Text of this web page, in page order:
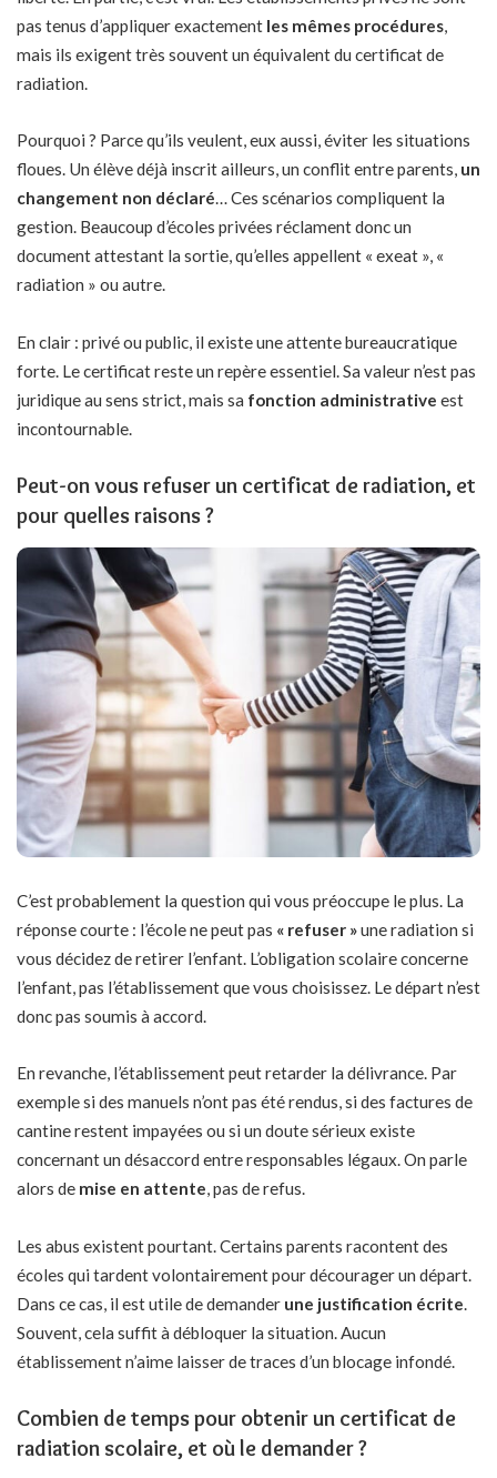
pas tenus d’appliquer exactement les mêmes procédures,
mais ils exigent très souvent un équivalent du certificat de
radiation.
Pourquoi ? Parce qu’ils veulent, eux aussi, éviter les situations
floues. Un élève déjà inscrit ailleurs, un conflit entre parents, un
changement non déclaré… Ces scénarios compliquent la
gestion. Beaucoup d’écoles privées réclament donc un
document attestant la sortie, qu’elles appellent « exeat », «
radiation » ou autre.
En clair : privé ou public, il existe une attente bureaucratique
forte. Le certificat reste un repère essentiel. Sa valeur n’est pas
juridique au sens strict, mais sa fonction administrative est
incontournable.
Peut-on vous refuser un certificat de radiation, et
pour quelles raisons ?
C’est probablement la question qui vous préoccupe le plus. La
réponse courte : l’école ne peut pas « refuser »une radiation si
vous décidez de retirer l’enfant. L’obligation scolaire concerne
l’enfant, pas l’établissement que vous choisissez. Le départ n’est
donc pas soumis à accord.
En revanche, l’établissement peut retarder la délivrance. Par
exemple si des manuels n’ont pas été rendus, si des factures de
cantine restent impayées ou si un doute sérieux existe
concernant un désaccord entre responsables légaux. On parle
alors de mise en attente, pas de refus.
Les abus existent pourtant. Certains parents racontent des
écoles qui tardent volontairement pour décourager un départ.
Dans ce cas, il est utile de demander une justification écrite
Souvent, cela suffit à débloquer la situation. Aucun
établissement n’aime laisser de traces d’un blocage infondé.
Combien de temps pour obtenir un certificat de
radiation scolaire, et où le demander ?